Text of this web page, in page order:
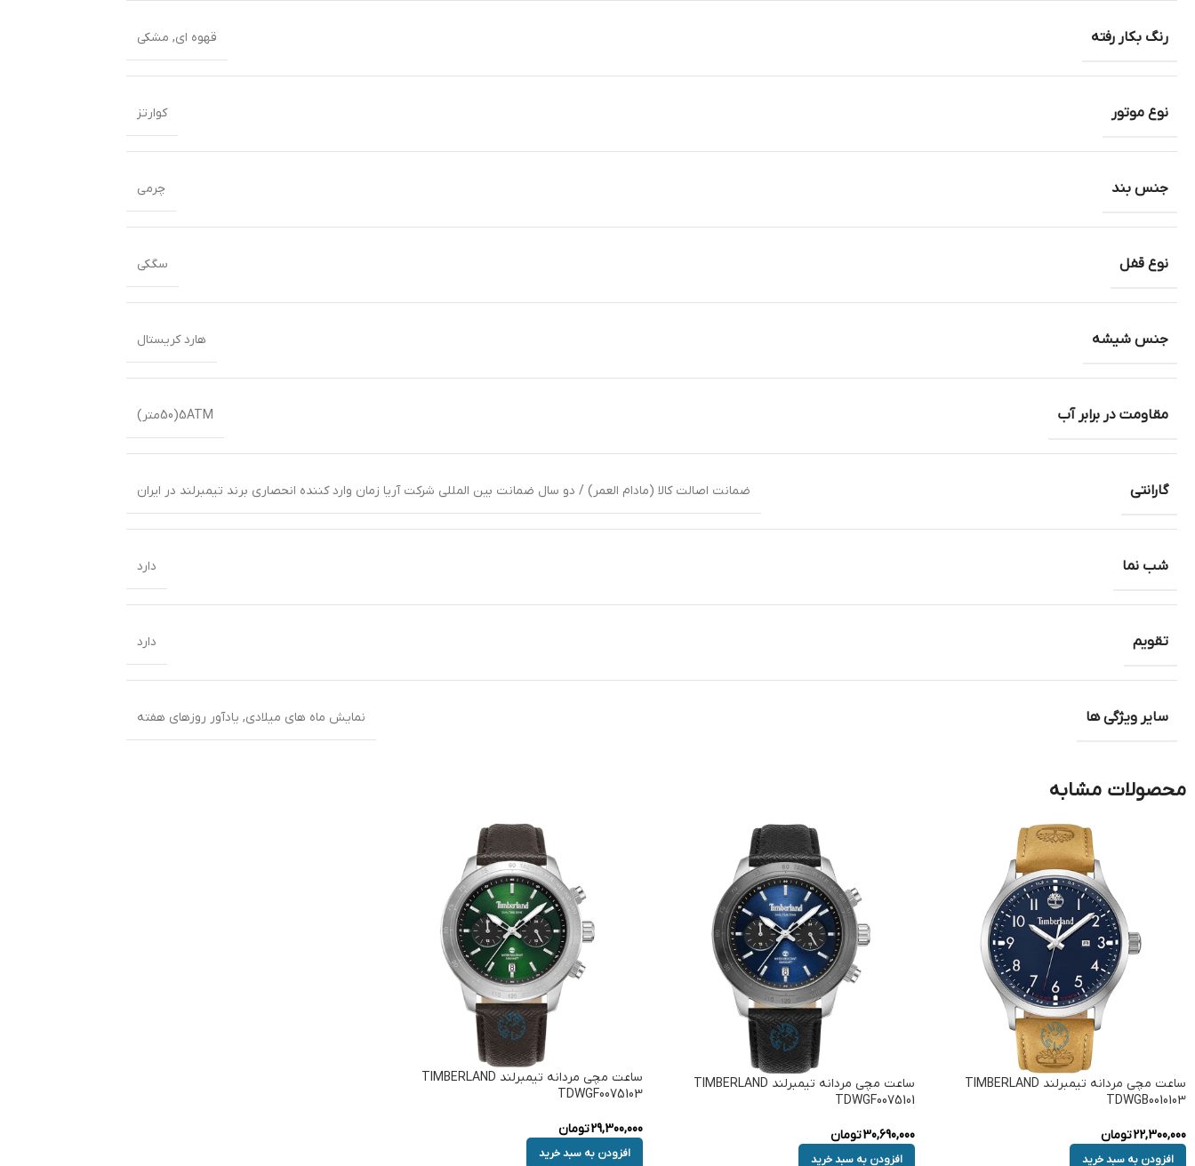
رنگ بکار رفته قهوه ای, مشکی
نوع موتور کوارتز
جنس بند چرمی
نوع قفل سگکی
جنس شیشه هارد کریستال
مقاومت در برابر آب 5ATM(50متر)
گارانتی ضمانت اصالت کالا (مادام العمر) / دو سال ضمانت بین المللی شرکت آریا زمان وارد کننده انحصاری برند تیمبرلند در ایران
شب نما دارد
تقویم دارد
سایر ویژگی ها نمایش ماه های میلادی, یادآور روزهای هفته
محصولات مشابه
ساعت مچی مردانه تیمبرلند TIMBERLAND
TDWGB0010103
22,300,000تومان
افزودن به سبد خرید
ساعت مچی مردانه تیمبرلند TIMBERLAND
TDWGF0075101
30,690,000تومان
افزودن به سبد خرید
ساعت مچی مردانه تیمبرلند TIMBERLAND
TDWGF0075103
29,300,000تومان
افزودن به سبد خرید